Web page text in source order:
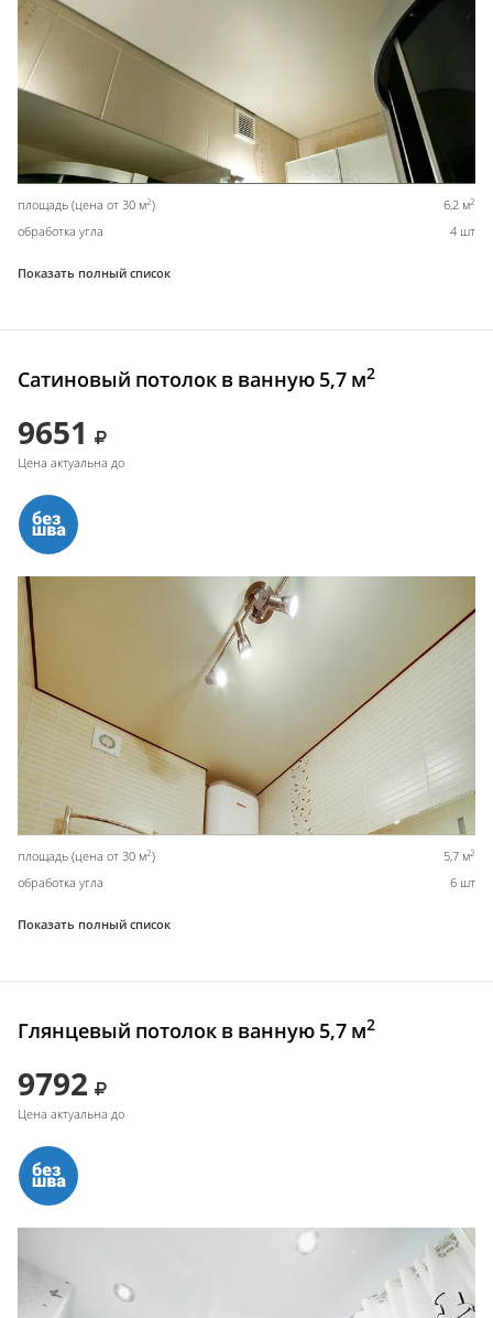
площадь (цена от 30 м2) 6,2 м2
обработка угла 4 шт
Показать полный список
Сатиновый потолок в ванную 5,7 м2
9651
Цена актуальна до
площадь (цена от 30 м2) 5,7 м2
обработка угла 6 шт
Показать полный список
Глянцевый потолок в ванную 5,7 м2
9792
Цена актуальна до